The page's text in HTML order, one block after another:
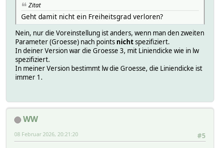
Zitat
Geht damit nicht ein Freiheitsgrad verloren?
Nein, nur die Voreinstellung ist anders, wenn man den zweiten
Parameter (Groesse) nach points nichtspezifiziert.
In deiner Version war die Groesse 3, mit Liniendicke wie in lw
spezifiziert.
In meiner Version bestimmt lw die Groesse, die Liniendicke ist
immer 1.
WW
#5
08 Februar 2026, 20:21:20